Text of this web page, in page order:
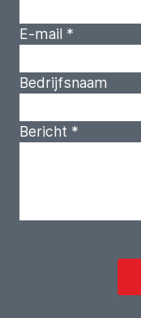
E-mail *
Bedrijfsnaam
Bericht *